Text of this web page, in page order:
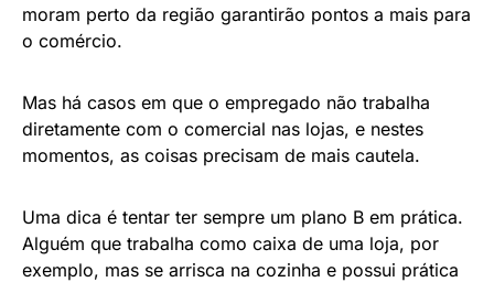
moram perto da região garantirão pontos a mais para
o comércio.
Mas há casos em que o empregado não trabalha
diretamente com o comercial nas lojas, e nestes
momentos, as coisas precisam de mais cautela.
Uma dica é tentar ter sempre um plano B em prática.
Alguém que trabalha como caixa de uma loja, por
exemplo, mas se arrisca na cozinha e possui prática